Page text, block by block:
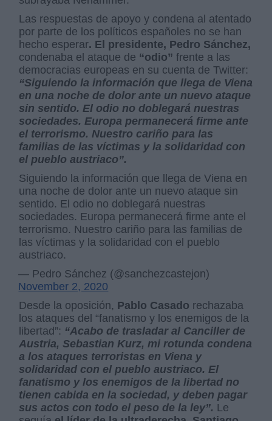
Las respuestas de apoyo y condena al atentado
por parte de los políticos españoles no se han
hecho esperar. El presidente, Pedro Sánchez,
condenaba el ataque de “odio” frente a las
democracias europeas en su cuenta de Twitter:
“Siguiendo la información que llega de Viena
en una noche de dolor ante un nuevo ataque
sin sentido. El odio no doblegará nuestras
sociedades. Europa permanecerá firme ante
el terrorismo. Nuestro cariño para las
familias de las víctimas y la solidaridad con
el pueblo austriaco”.
Siguiendo la información que llega de Viena en
una noche de dolor ante un nuevo ataque sin
sentido. El odio no doblegará nuestras
sociedades. Europa permanecerá firme ante el
terrorismo. Nuestro cariño para las familias de
las víctimas y la solidaridad con el pueblo
austriaco.
— Pedro Sánchez (@sanchezcastejon)
November 2, 2020
Desde la oposición, Pablo Casado rechazaba
los ataques del “fanatismo y los enemigos de la
libertad”: “Acabo de trasladar al Canciller de
Austria, Sebastian Kurz, mi rotunda condena
a los ataques terroristas en Viena y
solidaridad con el pueblo austriaco. El
fanatismo y los enemigos de la libertad no
tienen cabida en la sociedad, y deben pagar
sus actos con todo el peso de la ley”. Le